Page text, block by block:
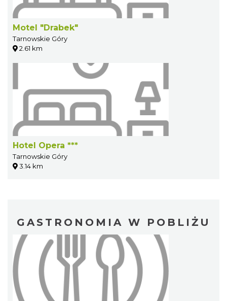
Motel "Drabek"
Tarnowskie Góry
2.61 km
Hotel Opera ***
Tarnowskie Góry
3.14 km
GASTRONOMIA W POBLIŻU